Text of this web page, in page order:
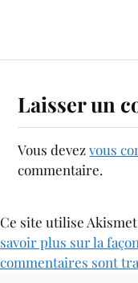
Laisser un
Vous devezvous
commentaire.
Ce site utilise
savoir plus sur la
commentaires sont